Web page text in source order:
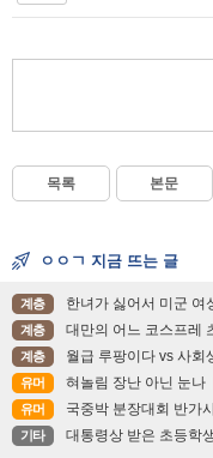
목록 본문
ㅇㅇㄱ 지금 뜨는 글
계층 한녀가 싫어서 미군 여
계층 대만의 어느 코스프레
계층 월급 루팡이다 vs 사회
유머 혀놀림 장난 아닌 눈나
유머 국중박 분장대회 반가
기타 대통령상 받은 초등학